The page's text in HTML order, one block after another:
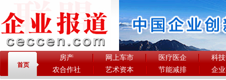
首页
房产 网上车市 医疗医企
科
农合作社
艺术资本 节能减排 企